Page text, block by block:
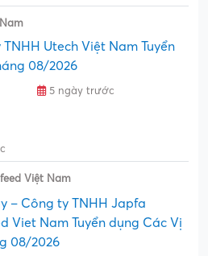
Utech Việt Nam Tuyển
08/2026
5 ngày trước
Việt Nam
– Công ty TNHH Japfa
Viet Nam Tuyển dụng Các Vị
08/2026